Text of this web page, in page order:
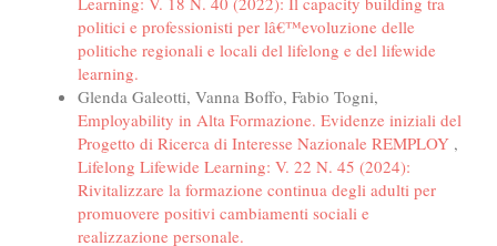
politici e professionisti per lâ€™evoluzione delle
politiche regionali e locali del lifelong e del lifewide
learning.
Glenda Galeotti, Vanna Boffo, Fabio Togni,
Employability in Alta Formazione. Evidenze iniziali del
Progetto di Ricerca di Interesse Nazionale REMPLOY ,
Lifelong Lifewide Learning: V. 22 N. 45 (2024):
Rivitalizzare la formazione continua degli adulti per
promuovere positivi cambiamenti sociali e
realizzazione personale.